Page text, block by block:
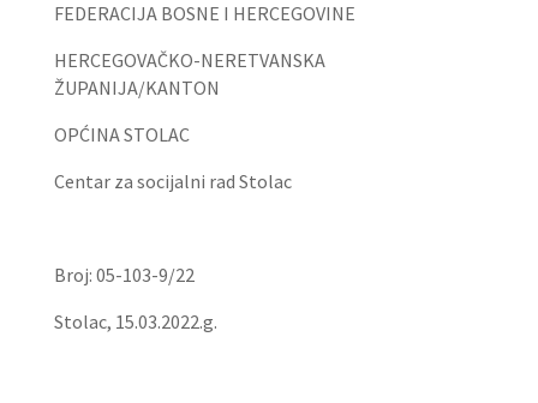
FEDERACIJA BOSNE I HERCEGOVINE
HERCEGOVAČKO-NERETVANSKA
ŽUPANIJA/KANTON
OPĆINA STOLAC
Centar za socijalni rad Stolac
Broj: 05-103-9/22
Stolac, 15.03.2022.g.